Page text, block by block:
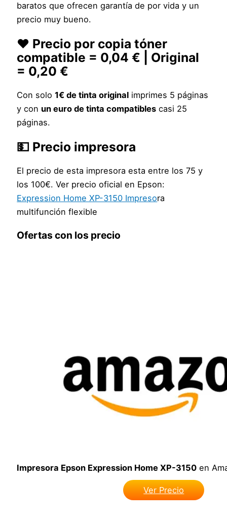
baratos que ofrecen garantía de por vida y un
precio muy bueno.
❤️ Precio por copia tóner
compatible = 0,04 € | Original
= 0,20 €
Con solo1€ de tinta original imprimes 5 páginas
y con un euro de tinta compatibles casi 25
páginas.
💵 Precio impresora
El precio de esta impresora esta entre los 75 y
los 100€. Ver precio oficial en Epson:
Expression Home XP-3150 Impresora
multifunción flexible
Ofertas con los precio
Impresora Epson Expression Home XP-3150 en
Ver Precio